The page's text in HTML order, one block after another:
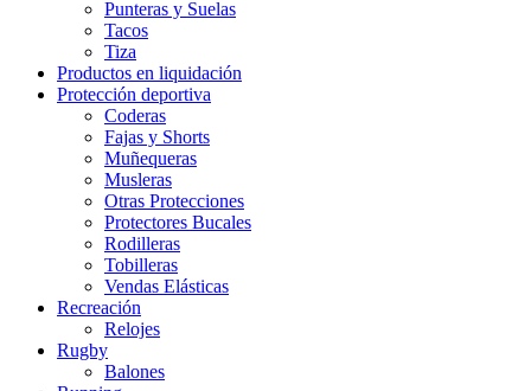
Punteras y Suelas
Tacos
Tiza
Productos en liquidación
Protección deportiva
Coderas
Fajas y Shorts
Muñequeras
Musleras
Otras Protecciones
Protectores Bucales
Rodilleras
Tobilleras
Vendas Elásticas
Recreación
Relojes
Rugby
Balones